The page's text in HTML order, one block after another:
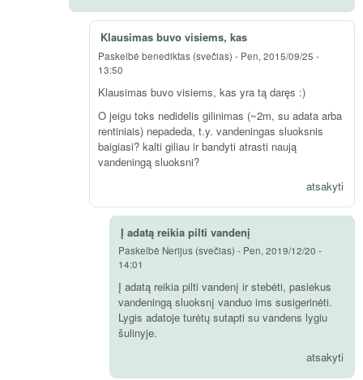
Klausimas buvo visiems, kas
Paskelbė benediktas (svečias) - Pen, 2015/09/25 -
13:50
Klausimas buvo visiems, kas yra tą daręs :)
O jeigu toks nedidelis gilinimas (~2m, su adata arba
rentiniais) nepadeda, t.y. vandeningas sluoksnis
baigiasi? kalti giliau ir bandyti atrasti naują
vandeningą sluoksni?
atsakyti
Į adatą reikia pilti vandenį
Paskelbė Nerijus (svečias) - Pen, 2019/12/20 -
14:01
Į adatą reikia pilti vandenį ir stebėti, pasiekus
vandeningą sluoksnį vanduo ims susigerinėti.
Lygis adatoje turėtų sutapti su vandens lygiu
šulinyje.
atsakyti